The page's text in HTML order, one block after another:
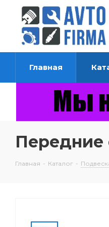
Главная
Передние
Главная - Каталог -